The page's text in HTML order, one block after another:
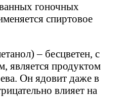
гоночных
спиртовое
– бесцветен, с
является продуктом
Он ядовит даже в
влияет на